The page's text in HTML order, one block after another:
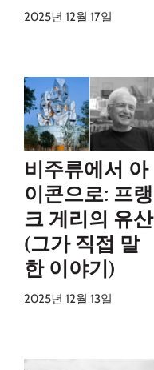
2025년 12월 17일
비주류에서 아
이콘으로: 프랭
크 게리의 유산
(그가 직접 말
한 이야기)
2025년 12월 13일